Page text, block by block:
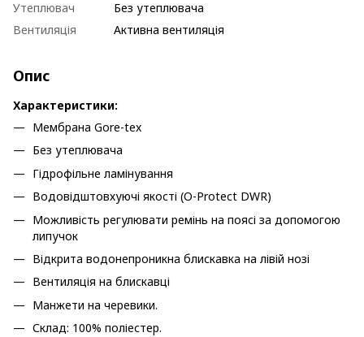
Утеплювач
Без утеплювача
Вентиляція
Активна вентиляція
Опис
Характеристики:
Мембрана Gore-tex
Без утеплювача
Гідрофільне ламінування
Водовідштовхуючі якості (O-Protect DWR)
Можливість регулювати ремінь на поясі за допомогою
липучок
Відкрита водонепроникна блискавка на лівій нозі
Вентиляція на блискавці
Манжети на черевики.
Склад: 100% поліестер.